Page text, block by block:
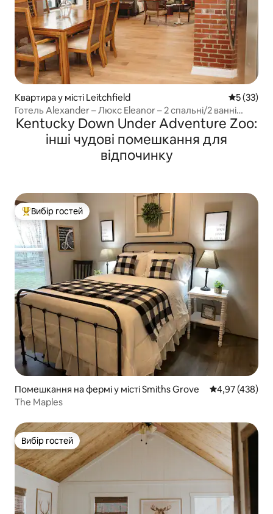
Квартира у місті Leitchfield Середня
5 (33)
Готель Alexander – Люкс Eleanor – 2 спальні/2 ванні
кімнати
Kentucky Down Under Adventure Zoo:
інші чудові помешкання для
відпочинку
Топ вибір гостей
Вибір гостей
Помешкання на фермі у місті Smiths Grove Середня
4,97 (438)
The Maples
Вибір гостей
Вибір гостей